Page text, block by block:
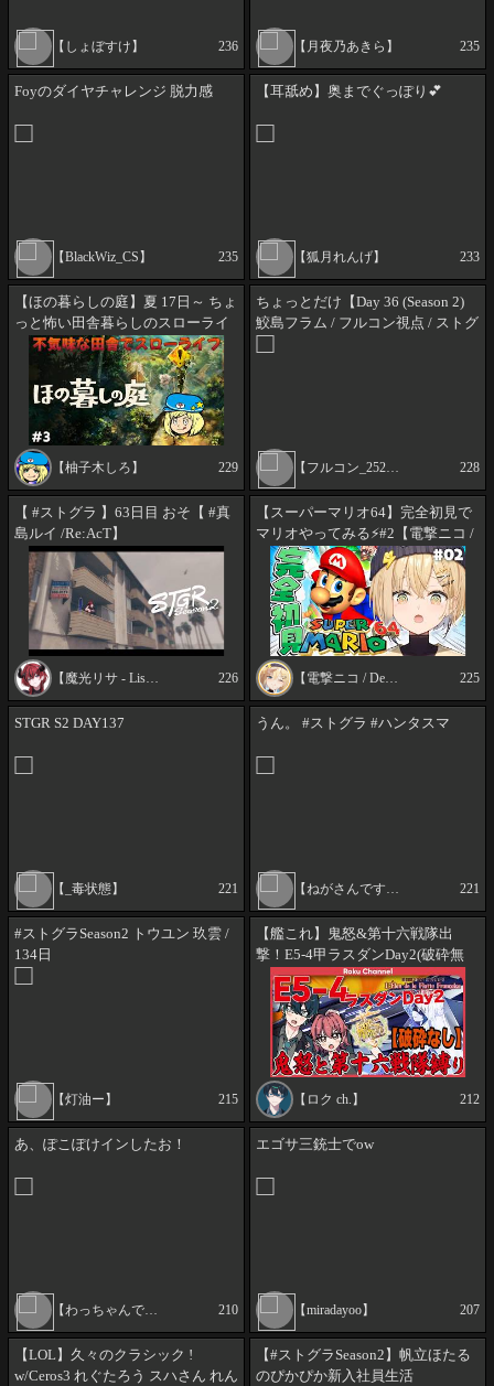
【しょぼすけ】 236 【月夜乃あきら】 235
Foyのダイヤチャレンジ 脱力感
【BlackWiz_CS】 235
【耳舐め】奥までぐっぽり💕
【狐月れんげ】 233
【ほの暮らしの庭】夏 17日～ ちょ
っと怖い田舎暮らしのスローライ
フゲーム #2【ホラーゲーム 】
【柚子木しろ】 229
ちょっとだけ【Day 36 (Season 2)
鮫島フラム / フルコン視点 / ストグ
【フルコン_2525】 228
【 #ストグラ 】63日目 おそ【 #真
島ルイ /Re:AcT】
【魔光リサ - Lisa Makoh -】 226
【スーパーマリオ64】完全初見で
マリオやってみる⚡#2【電撃ニコ /
ぽけぶい】
【電撃ニコ / Dengeki Nico 】 225
STGR S2 DAY137
【_毒状態】 221
うん。 #ストグラ #ハンタスマ
【ねがさんですよ】 221
#ストグラSeason2 トウユン 玖雲 /
134日
【灯油ー】 215
【艦これ】鬼怒&第十六戦隊出
撃！E5-4甲ラスダンDay2(破砕無
し)！初心者や復帰勢の方も歓迎！
【VTuber】【#ロックオンエア
ー】
【ロク ch.】 212
あ、ぽこぽけインしたお！
【わっちゃんですかね】 210
エゴサ三銃士でow
【miradayoo】 207
【LOL】久々のクラシック !
w/Ceros3 れぐたろう スハさん れん
【#ストグラSeason2】帆立ほたる
のぴかぴか新入社員生活